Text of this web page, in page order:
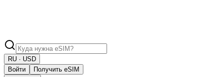
RU · USD
Войти
Получить eSIM